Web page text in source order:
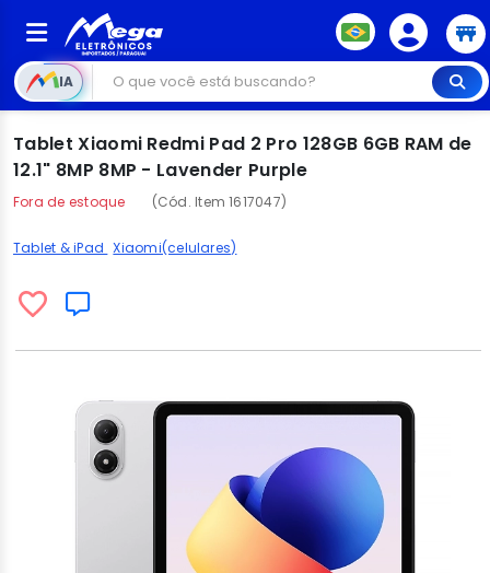
IA
Tablet Xiaomi Redmi Pad 2 Pro 128GB 6GB RAM de
12.1" 8MP 8MP - Lavender Purple
Fora de estoque (Cód. Item 1617047)
Tablet & iPad Xiaomi(celulares)